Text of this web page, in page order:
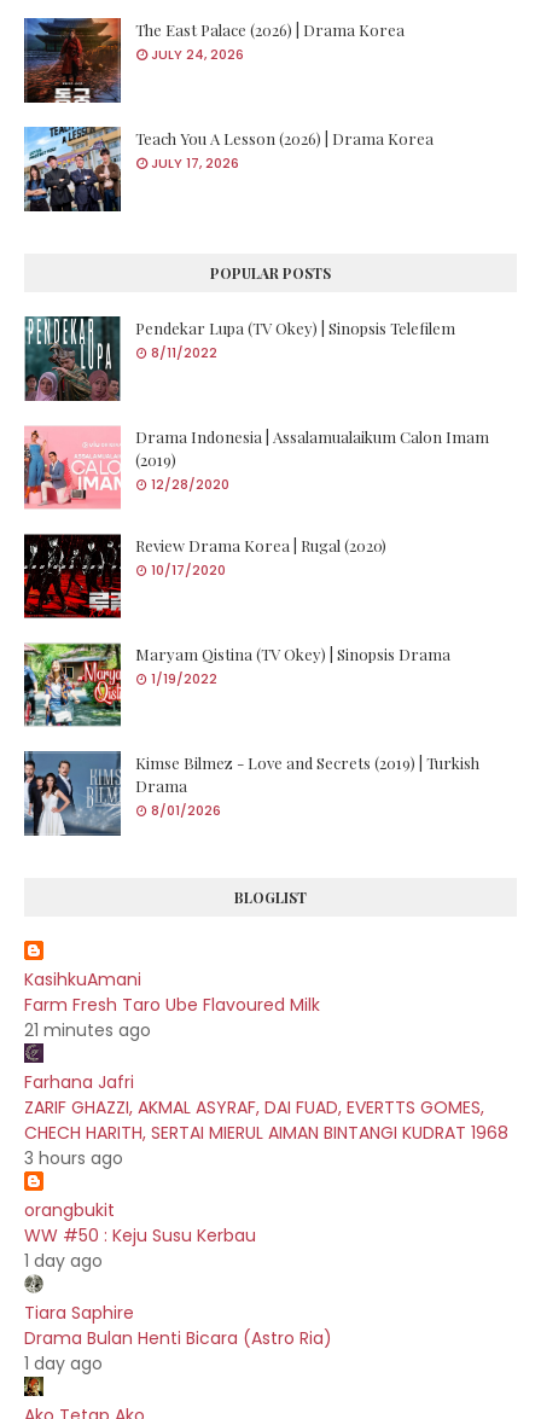
The East Palace (2026) | Drama Korea
JULY 24, 2026
Teach You A Lesson (2026) | Drama Korea
JULY 17, 2026
POPULAR POSTS
Pendekar Lupa (TV Okey) | Sinopsis Telefilem
8/11/2022
Drama Indonesia | Assalamualaikum Calon Imam
(2019)
12/28/2020
Review Drama Korea | Rugal (2020)
10/17/2020
Maryam Qistina (TV Okey) | Sinopsis Drama
1/19/2022
Kimse Bilmez - Love and Secrets (2019) | Turkish
Drama
8/01/2026
BLOGLIST
KasihkuAmani
Farm Fresh Taro Ube Flavoured Milk
21 minutes ago
Farhana Jafri
ZARIF GHAZZI, AKMAL ASYRAF, DAI FUAD, EVERTTS GOMES,
CHECH HARITH, SERTAI MIERUL AIMAN BINTANGI KUDRAT 1968
3 hours ago
orangbukit
WW #50 : Keju Susu Kerbau
1 day ago
Tiara Saphire
Drama Bulan Henti Bicara (Astro Ria)
1 day ago